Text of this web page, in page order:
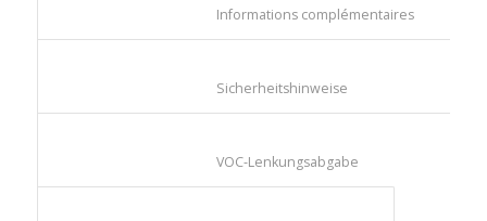
Informations